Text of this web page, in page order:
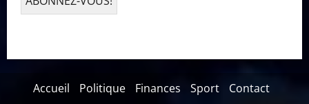
Accueil Politique Finances Sport Contact